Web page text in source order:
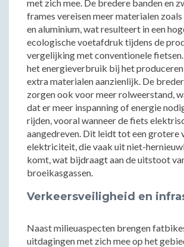
met zich mee. De bredere banden en
frames vereisen meer materialen
en aluminium, wat resulteert in een
ecologische voetafdruk tijdens de
vergelijking met conventionele
het energieverbruik bij het produceren
extra materialen aanzienlijk. De
zorgen ook voor meer rolweerstand,
dat er meer inspanning of energie
rijden, vooral wanneer de fiets
aangedreven. Dit leidt tot een grotere
elektriciteit, die vaak uit niet-
komt, wat bijdraagt aan de uitstoot
broeikasgassen.
Verkeersveiligheid en
Naast milieuaspecten brengen
uitdagingen met zich mee op het